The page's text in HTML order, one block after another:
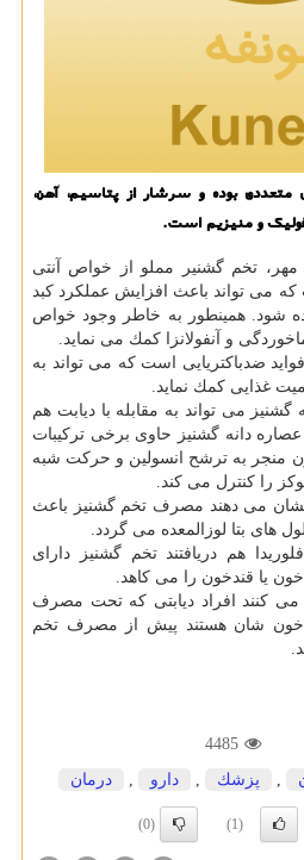
بوده و سرشار از پتاسیم، آهن،
تخم گشنیر مملو از خواص آنتی
می تواند باعث افزایش عملكرد كبد
شود. همینطور به خاطر وجود خواص
و آنفولانزا كمك می نماید.
ضدباكتریایی است كه می تواند به
غذایی كمك نماید.
گشنیز می تواند به مقابله با دیابت هم
دانه گشنیز حاوی برخی تركیبات
منجر به ترشح انسولین و حركت شبه
را كنترل می كند.
می دهند مصرف تخم گشنیز باعث
های بتا لوزالمعده می گردد.
هم دریافتند تخم گشنیز دارای
یا قندخون را می كاهد.
كنند افراد دیابتی كه تحت مصرف
شان هستند پیش از مصرف تخم
4485
, پزشك , دارو , درمان
(1)
(0)